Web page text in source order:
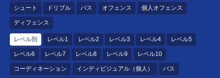
シュート ドリブル パス オフェンス 個人オフェンス
ディフェンス
レベル別 レベル1 レベル2 レベル3 レベル4 レベル5
レベル6 レベル7 レベル8 レベル9 レベル10
コーディネーション インディビジュアル（個人） パス